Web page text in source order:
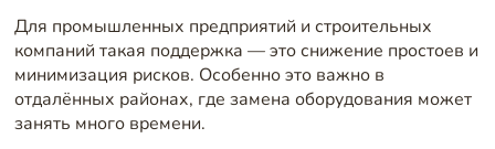
Для промышленных предприятий и строительных
компаний такая поддержка — это снижение простоев и
минимизация рисков. Особенно это важно в
отдалённых районах, где замена оборудования может
занять много времени.